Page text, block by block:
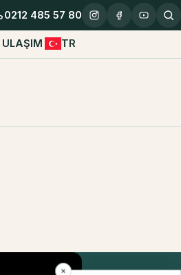
0212 485 57 80
InstagramFacebook
ULAŞIM TR